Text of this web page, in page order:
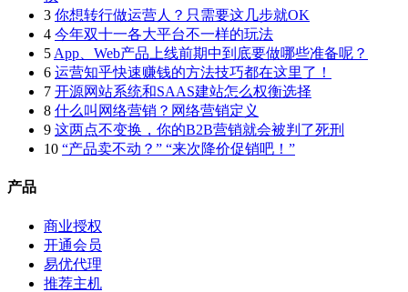
3 你想转行做运营人？只需要这几步就OK
4 今年双十一各大平台不一样的玩法
5 App、Web产品上线前期中到底要做哪些准备呢？
6 运营知乎快速赚钱的方法技巧都在这里了！
7 开源网站系统和SAAS建站怎么权衡选择
8 什么叫网络营销？网络营销定义
9 这两点不变换，你的B2B营销就会被判了死刑
10 “产品卖不动？” “来次降价促销吧！”
产品
商业授权
开通会员
易优代理
推荐主机